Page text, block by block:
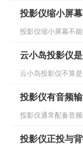
投影仪缩小屏
投影仪缩小屏幕不
云小岛投影仪
云小岛投影仪不算
投影仪有音频
投影仪通常配备音
投影仪正投与